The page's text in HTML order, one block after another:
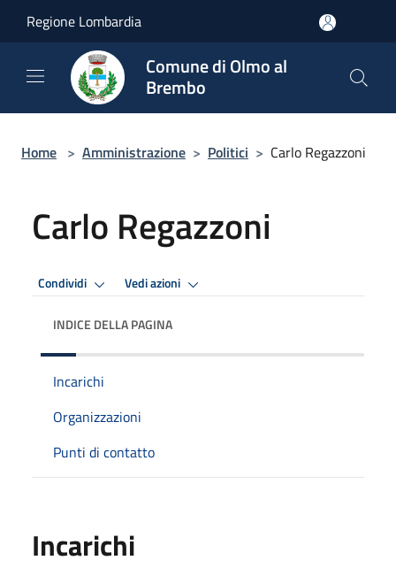
Regione Lombardia
Comune di Olmo al
Brembo
Home > Amministrazione > Politici > Carlo Regazzoni
Carlo Regazzoni
Condividi Vedi azioni
INDICE DELLA PAGINA
Incarichi
Organizzazioni
Punti di contatto
Incarichi